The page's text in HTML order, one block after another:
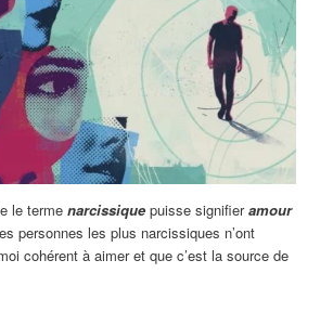
le termenarcissique puisse signifieramour
personnes les plus narcissiques n’ont
cohérent à aimer et que c’est la source de